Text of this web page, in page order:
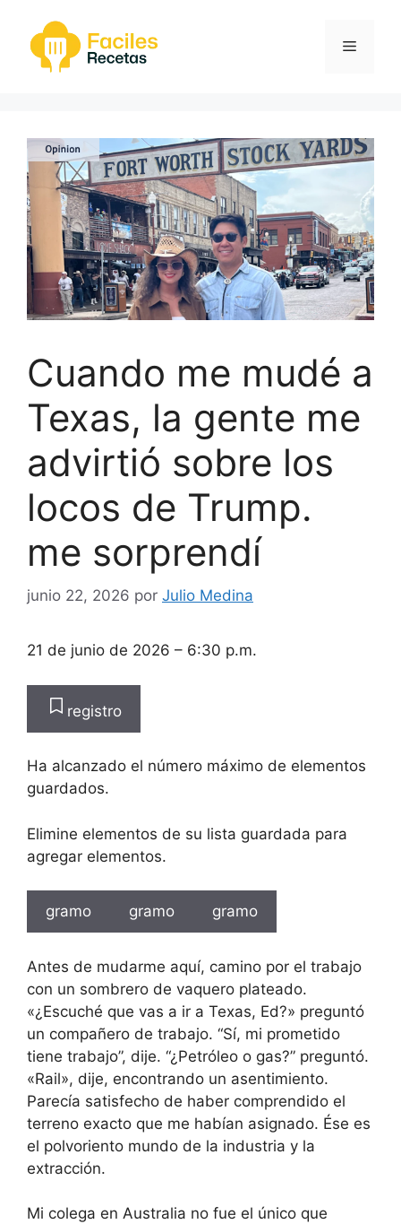
contenido
Menú
Cuando me mudé a
Texas, la gente me
advirtió sobre los
locos de Trump.
me sorprendí
junio 22, 2026 por Julio Medina
21 de junio de 2026 – 6:30 p.m.
registro
Ha alcanzado el número máximo de elementos
guardados.
Elimine elementos de su lista guardada para
agregar elementos.
gramo gramo gramo
Antes de mudarme aquí, camino por el trabajo
con un sombrero de vaquero plateado.
«¿Escuché que vas a ir a Texas, Ed?» preguntó
un compañero de trabajo. “Sí, mi prometido
tiene trabajo”, dije. “¿Petróleo o gas?” preguntó.
«Rail», dije, encontrando un asentimiento.
Parecía satisfecho de haber comprendido el
terreno exacto que me habían asignado. Ése es
el polvoriento mundo de la industria y la
extracción.
Mi colega en Australia no fue el único que